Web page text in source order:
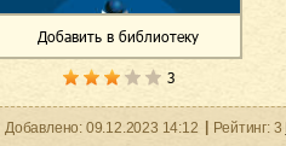
Добавить в библиотеку
3
Добавленo: 09.12.2023 14:12 Рейтинг: 3